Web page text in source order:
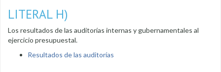
LITERAL H)
Los resultados de las auditorías internas y gubernamentales al
ejercicio presupuestal.
Resultados de las auditorías